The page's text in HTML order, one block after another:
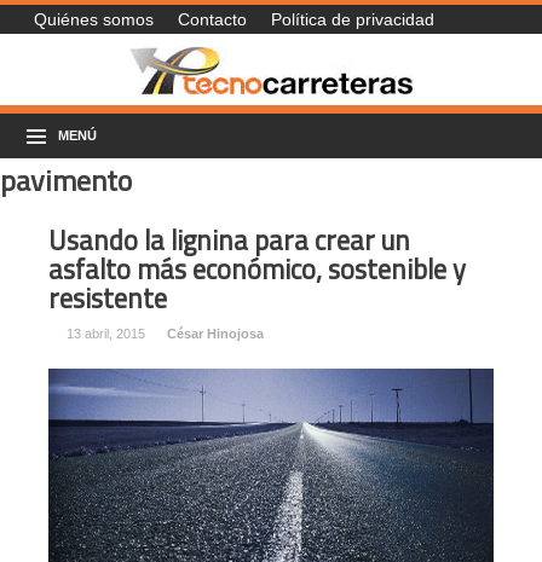
Quiénes somos Contacto Política de privacidad
MENÚ
pavimento
Usando la lignina para crear un
asfalto más económico, sostenible y
resistente
13 abril, 2015 César Hinojosa